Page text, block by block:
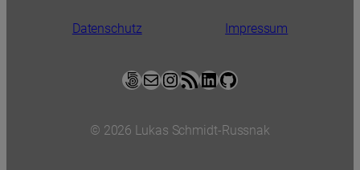
Datenschutz Impressum
500px E-Mail InstagramRSS-Feed LinkedIn GitHub
© 2026 Lukas Schmidt-Russnak